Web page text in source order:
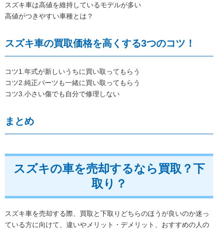
スズキ車は高値を維持しているモデルが多い
高値がつきやすい車種とは？
スズキ車の買取価格を高くする3つのコツ！
コツ1.年式が新しいうちに買い取ってもらう
コツ2.純正パーツも一緒に買い取ってもらう
コツ3.小さい傷でも自分で修理しない
まとめ
スズキの車を売却するなら買取？下
取り？
スズキ車を売却する際、買取と下取りどちらのほうが良いのか迷っ
ている方に向けて、違いやメリット・デメリット、おすすめの人の